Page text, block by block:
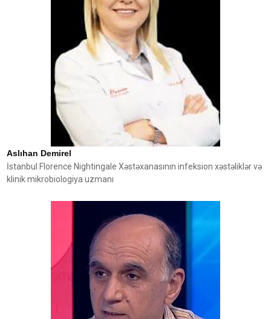
Aslıhan Demirel
İstanbul Florence Nightingale Xəstəxanasının infeksion xəstəliklər və
klinik mikrobiologiya uzmanı